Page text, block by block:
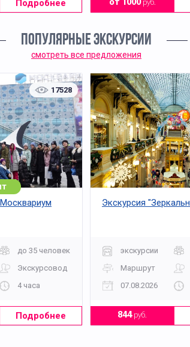
Подробнее от 1000руб.
ПОПУЛЯРНЫЕ ЭКСКУРСИИ
смотреть все предложения
17528
до 35 человек
Экскурсовод
4 часа
Подробнее
Экскурсия
экскурсии
Маршрут
07.08.2026
844руб.